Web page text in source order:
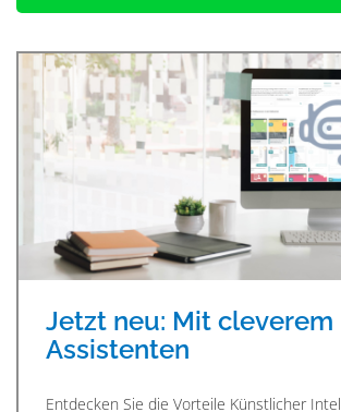
Jetzt neu: Mit cleverem
Assistenten
Entdecken Sie die Vorteile Künstlicher